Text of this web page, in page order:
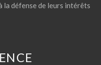
la défense de leurs intérêts